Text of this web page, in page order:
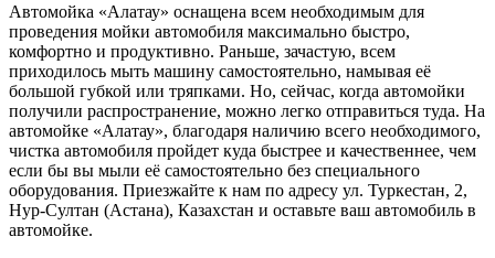
Автомойка «Алатау» оснащена всем необходимым для
проведения мойки автомобиля максимально быстро,
комфортно и продуктивно. Раньше, зачастую, всем
приходилось мыть машину самостоятельно, намывая её
большой губкой или тряпками. Но, сейчас, когда автомойки
получили распространение, можно легко отправиться туда. На
автомойке «Алатау», благодаря наличию всего необходимого,
чистка автомобиля пройдет куда быстрее и качественнее, чем
если бы вы мыли её самостоятельно без специального
оборудования. Приезжайте к нам по адресу ул. Туркестан, 2,
Нур-Султан (Астана), Казахстан и оставьте ваш автомобиль в
автомойке.